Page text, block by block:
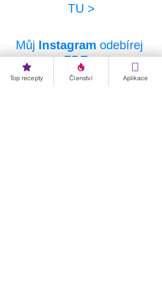
TU >
Můj Instagram odebírej
ZDE >
Top recepty Členství Aplikace